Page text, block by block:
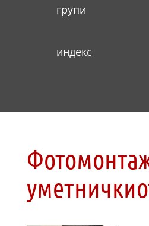
групи
индекс